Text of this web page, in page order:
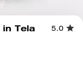
Tela
5.0